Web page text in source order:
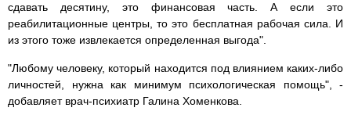
сдавать десятину, это финансовая часть. А если это
реабилитационные центры, то это бесплатная рабочая сила. И
из этого тоже извлекается определенная выгода".
"Любому человеку, который находится под влиянием каких-либо
личностей, нужна как минимум психологическая помощь", -
добавляет врач-психиатр Галина Хоменкова.